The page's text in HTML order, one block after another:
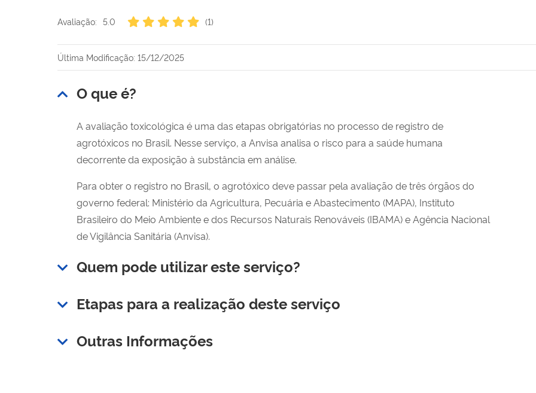
Avaliação: 5.0 (1)
Última Modificação: 15/12/2025
O que é?
A avaliação toxicológica é uma das etapas obrigatórias no processo de registro de
agrotóxicos no Brasil. Nesse serviço, a Anvisa analisa o risco para a saúde humana
decorrente da exposição à substância em análise.
Para obter o registro no Brasil, o agrotóxico deve passar pela avaliação de três órgãos do
governo federal: Ministério da Agricultura, Pecuária e Abastecimento (MAPA), Instituto
Brasileiro do Meio Ambiente e dos Recursos Naturais Renováveis (IBAMA) e Agência Nacional
de Vigilância Sanitária (Anvisa).
Quem pode utilizar este serviço?
Etapas para a realização deste serviço
Outras Informações